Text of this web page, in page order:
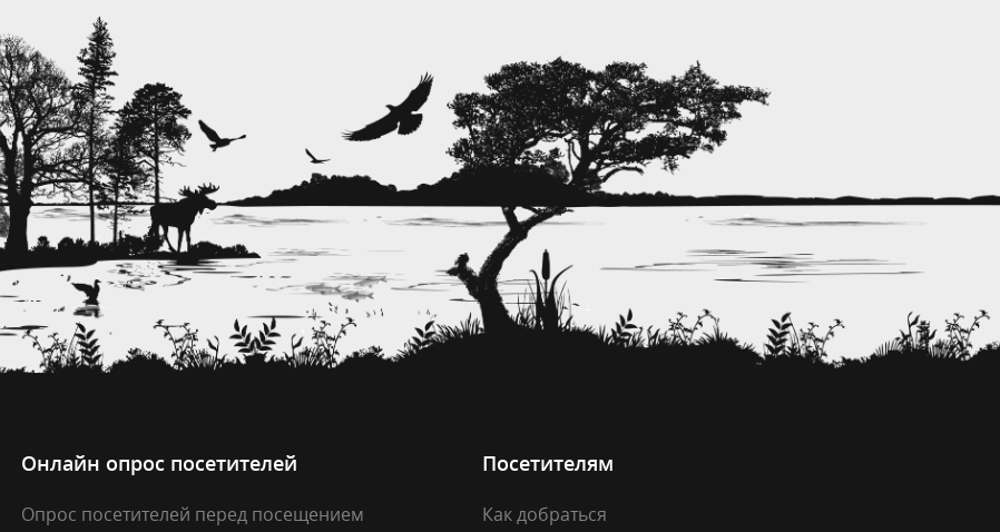
Онлайн опрос посетителей
Опрос посетителей перед посещением
Посетителям
Как добраться